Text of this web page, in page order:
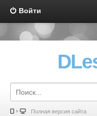
Войти
Полная версия сайта